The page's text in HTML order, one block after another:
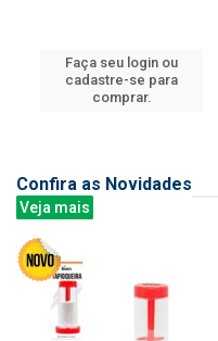
Faça seu login ou
cadastre-se para
comprar.
Confira as Novidades
Veja mais